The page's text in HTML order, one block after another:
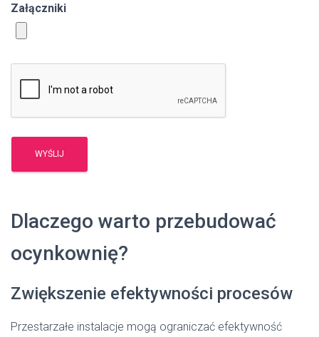
Załączniki
Dlaczego warto przebudować
ocynkownię?
Zwiększenie efektywności procesów
Przestarzałe instalacje mogą ograniczać efektywność